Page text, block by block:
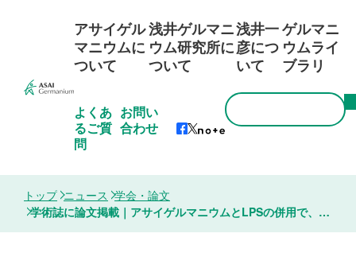
アサイゲル
マニウムに
ついて
浅井ゲルマニ
ウム研究所に
ついて
浅井一
彦につ
いて
ゲルマニ
ウムライ
ブラリ
よくあ
るご質
問
お問い
合わせ
トップ ニュース 学会・論文
学術誌に論文掲載｜アサイゲルマニウムとLPSの併用で、短期間でのマクロファージのM1分化と抗腫瘍活性を促進